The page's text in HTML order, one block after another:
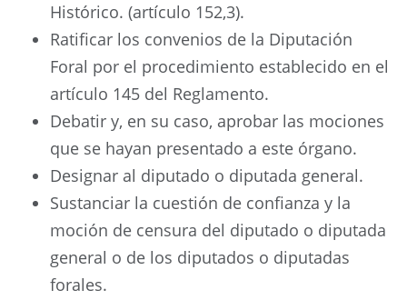
Histórico. (artículo 152,3).
Ratificar los convenios de la Diputación
Foral por el procedimiento establecido en el
artículo 145 del Reglamento.
Debatir y, en su caso, aprobar las mociones
que se hayan presentado a este órgano.
Designar al diputado o diputada general.
Sustanciar la cuestión de confianza y la
moción de censura del diputado o diputada
general o de los diputados o diputadas
forales.